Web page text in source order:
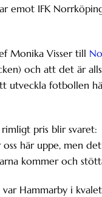
emot IFK
Monika Visser till
och att det är
utveckla fotbollen
pris blir svaret:
här uppe, men
kommer och
Hammarby i